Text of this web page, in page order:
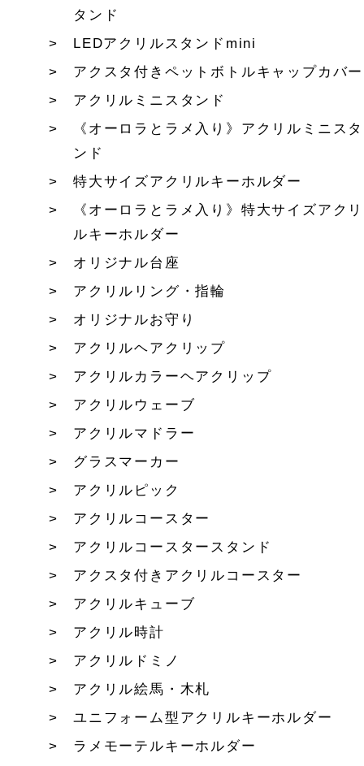
タンド
LEDアクリルスタンドmini
アクスタ付きペットボトルキャップカバー
アクリルミニスタンド
《オーロラとラメ入り》アクリルミニスタ
ンド
特大サイズアクリルキーホルダー
《オーロラとラメ入り》特大サイズアクリ
ルキーホルダー
オリジナル台座
アクリルリング・指輪
オリジナルお守り
アクリルヘアクリップ
アクリルカラーヘアクリップ
アクリルウェーブ
アクリルマドラー
グラスマーカー
アクリルピック
アクリルコースター
アクリルコースタースタンド
アクスタ付きアクリルコースター
アクリルキューブ
アクリル時計
アクリルドミノ
アクリル絵馬・木札
ユニフォーム型アクリルキーホルダー
ラメモーテルキーホルダー